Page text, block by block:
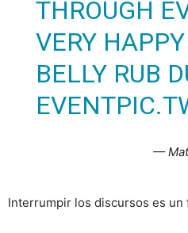
THROUGH
VERY
BELLY RUB
EVENT
—
Interrumpir los discursos es un